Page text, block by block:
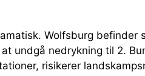
Wolfsburg
undgå nedrykning til 2.
risikerer